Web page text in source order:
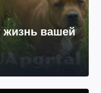
жизнь вашей